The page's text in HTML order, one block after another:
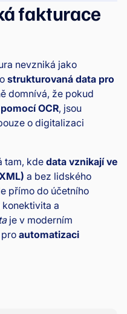
fakturace
nevzniká jako
strukturovaná data pro
domnívá, že pokud
OCR, jsou
o digitalizaci
tam, kde data vznikají ve
a bez lidského
přímo do účetního
a
je v moderním
automatizaci